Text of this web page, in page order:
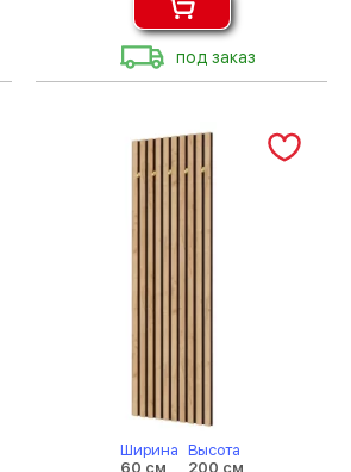
под заказ
Ширина
60 см
Высота
200 см